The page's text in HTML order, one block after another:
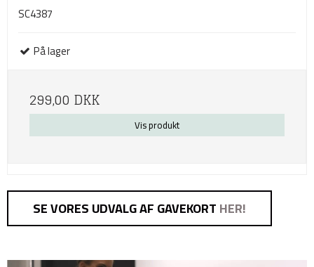
SC4387
På lager
299,00 DKK
Vis produkt
SE VORES UDVALG AF GAVEKORTHER!